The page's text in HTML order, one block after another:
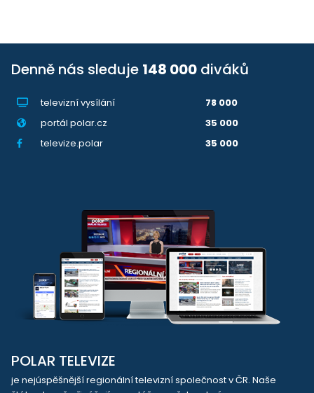
Denně nás sleduje 148 000 diváků
televizní vysílání
78 000
portál polar.cz
35 000
televize.polar
35 000
POLAR TELEVIZE
je nejúspěšnější regionální televizní společnost v ČR. Naše